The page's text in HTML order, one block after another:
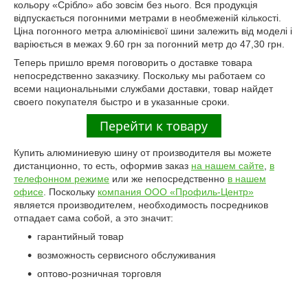
кольору «Срібло» або зовсім без нього. Вся продукція
відпускається погонними метрами в необмеженій кількості.
Ціна погонного метра алюмінієвої шини залежить від моделі і
варіюється в межах 9.60 грн за погонний метр до 47,30 грн.
Теперь пришло время поговорить о доставке товара
непосредственно заказчику. Поскольку мы работаем со
всеми национальными службами доставки, товар найдет
своего покупателя быстро и в указанные сроки.
Купить алюминиевую шину от производителя вы можете
дистанционно, то есть, оформив заказ на нашем сайте в
телефонном режиме или же непосредственно в нашем
офисе . Поскольку компания ООО «Профиль-Центр»
является производителем, необходимость посредников
отпадает сама собой, а это значит:
гарантийный товар
возможность сервисного обслуживания
оптово-розничная торговля